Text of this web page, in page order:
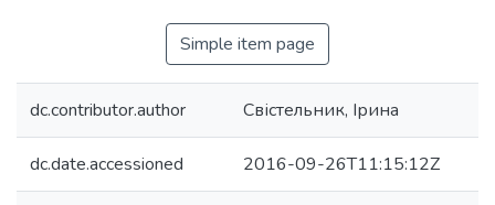
Simple item page
dc.contributor.author Свістельник, Ірина
dc.date.accessioned 2016-09-26T11:15:12Z